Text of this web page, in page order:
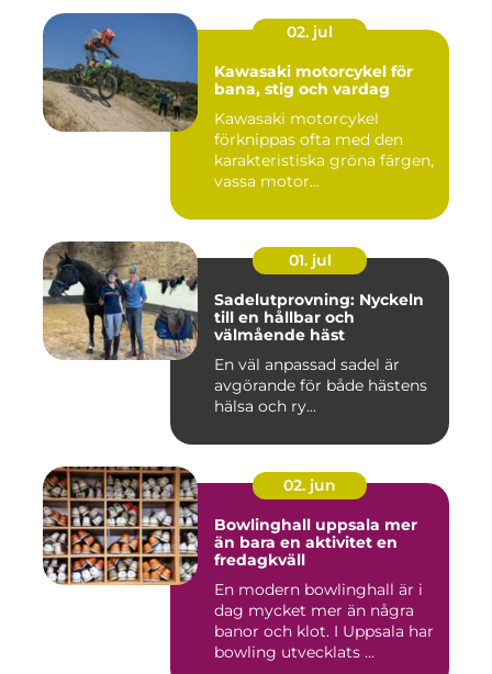
02. jul
Kawasaki motorcykel för
bana, stig och vardag
Kawasaki motorcykel
förknippas ofta med den
karakteristiska gröna färgen,
vassa motor...
01. jul
Sadelutprovning: Nyckeln
till en hållbar och
välmående häst
En väl anpassad sadel är
avgörande för både hästens
hälsa och ry...
02. jun
Bowlinghall uppsala mer
än bara en aktivitet en
fredagkväll
En modern bowlinghall är i
dag mycket mer än några
banor och klot. I Uppsala har
bowling utvecklats ...